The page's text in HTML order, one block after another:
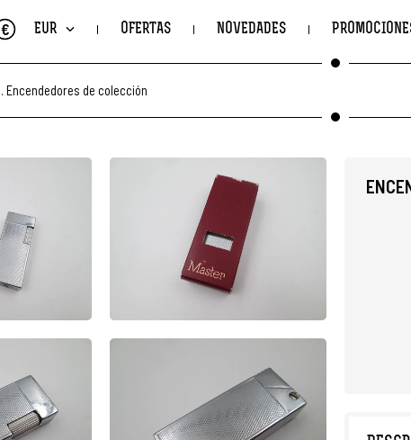
EUR
€ OFERTAS NOVEDADES
Encendedores de colección